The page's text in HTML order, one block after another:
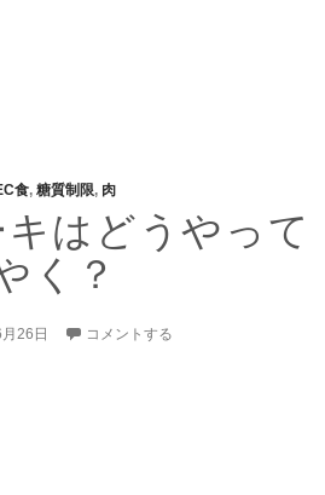
食, 糖質制限, 肉
はどうやって
く？
26日 コメントする